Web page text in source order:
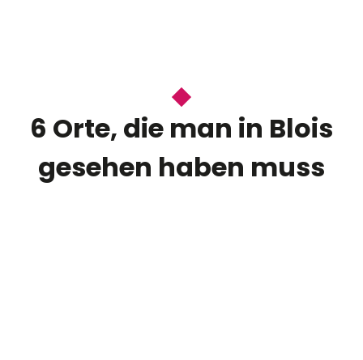
6 Orte, die man in Blois
gesehen haben muss